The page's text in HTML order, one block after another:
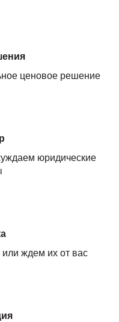
ценовое решение
юридические
ждем их от вас